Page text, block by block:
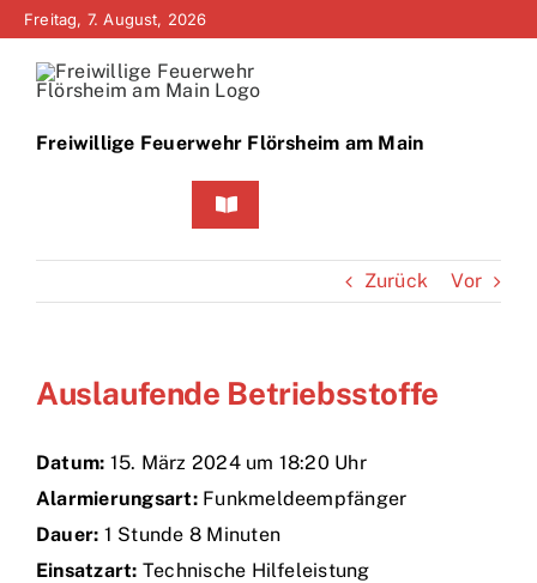
Zum
springen
Freitag, 7. August, 2026
Freiwillige Feuerwehr Flörsheim am Main
Toggle
Home
Bürgerinfo
Über uns
Technik
Zurück Vor
Auslaufende Betriebsstoffe
Datum: 15. März 2024 um 18:20 Uhr
Alarmierungsart:Funkmeldeempfänger
Dauer: 1 Stunde 8 Minuten
Einsatzart: Technische Hilfeleistung